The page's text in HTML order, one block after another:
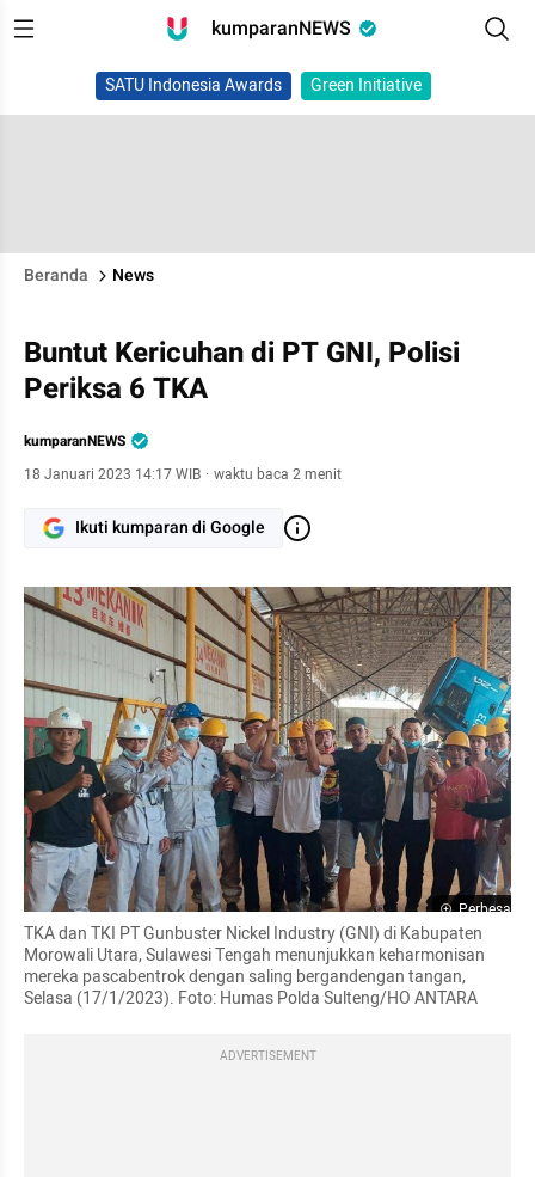
kumparanNEWS
SATU Indonesia Awards Green Initiative
Beranda News
Buntut Kericuhan di PT GNI, Polisi
Periksa 6 TKA
kumparanNEWS
18 Januari 2023 14:17 WIB · waktu baca 2 menit
Ikuti kumparan di Google
Perbesar
TKA dan TKI PT Gunbuster Nickel Industry (GNI) di Kabupaten
Morowali Utara, Sulawesi Tengah menunjukkan keharmonisan
mereka pascabentrok dengan saling bergandengan tangan,
Selasa (17/1/2023). Foto: Humas Polda Sulteng/HO ANTARA
ADVERTISEMENT